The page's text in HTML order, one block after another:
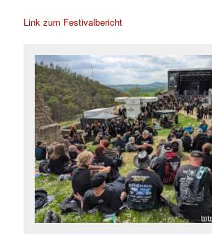
Link zum Festivalbericht